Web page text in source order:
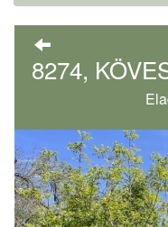
8274,